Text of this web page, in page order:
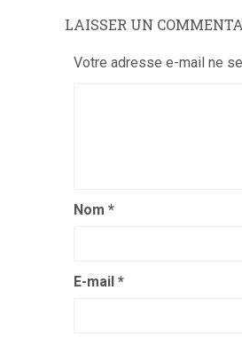
LAISSER UN
Votre adresse e-mail ne
Nom *
E-mail *